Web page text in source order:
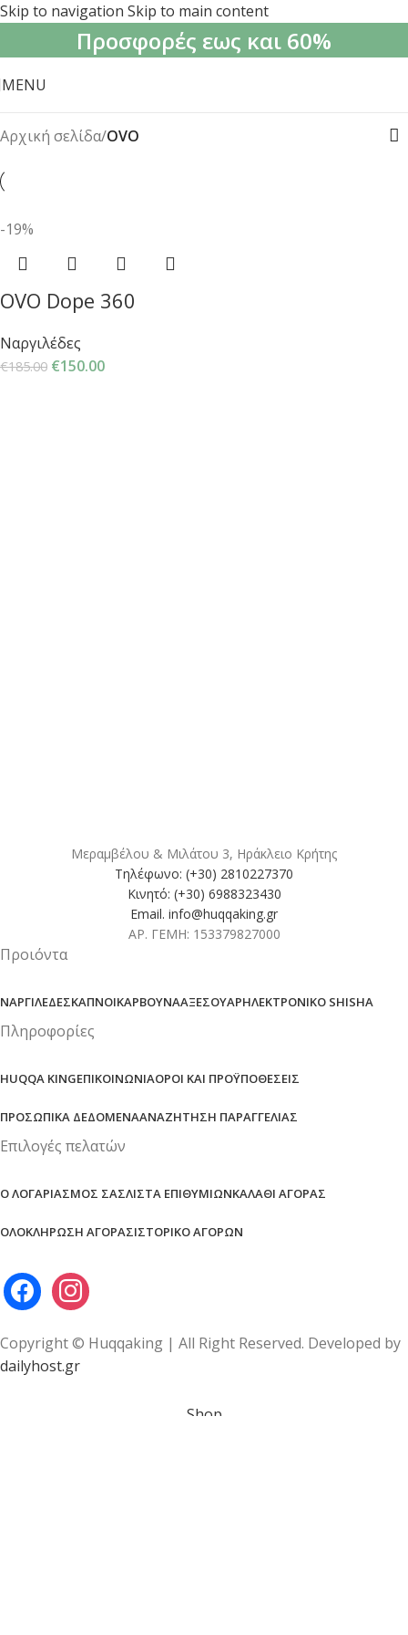
Skip to navigation Skip to main content
Προσφορές εως και 60%
MENU
Αρχική σελίδα/OVO
-19%
OVO Dope 360
Ναργιλέδες
€185.00 €150.00
Μεραμβέλου & Μιλάτου 3, Ηράκλειο Κρήτης
Τηλέφωνο: (+30) 2810227370
Κινητό: (+30) 6988323430
Email. info@huqqaking.gr
ΑΡ. ΓΕΜΗ: 153379827000
Προιόντα
ΝΑΡΓΙΛΈΔΕΣΚΑΠΝΟΊΚΆΡΒΟΥΝΑΑΞΕΣΟΥΆΡΗΛΕΚΤΡΟΝΙΚΌ SHISHA
Πληροφορίες
HUQQA KINGΕΠΙΚΟΙΝΩΝΊΑΌΡΟΙ ΚΑΙ ΠΡΟΫΠΟΘΈΣΕΙΣ
ΠΡΟΣΩΠΙΚΆ ΔΕΔΟΜΈΝΑΑΝΑΖΉΤΗΣΗ ΠΑΡΑΓΓΕΛΊΑΣ
Επιλογές πελατών
Ο ΛΟΓΑΡΙΑΣΜΌΣ ΣΑΣΛΊΣΤΑ ΕΠΙΘΥΜΙΏΝΚΑΛΆΘΙ ΑΓΟΡΆΣ
ΟΛΟΚΛΉΡΩΣΗ ΑΓΟΡΆΣΙΣΤΟΡΙΚΌ ΑΓΟΡΏΝ
Copyright © Huqqaking | All Right Reserved. Developed by
dailyhost.gr
Shop